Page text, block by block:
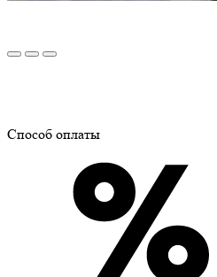
Способ оплаты